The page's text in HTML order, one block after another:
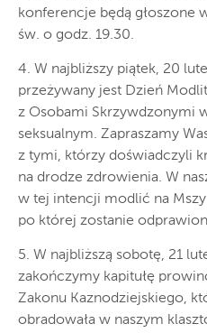
konferencje będą głoszone
św. o godz. 19.30.
4. W najbliższy piątek, 20
przeżywany jest Dzień
z Osobami Skrzywdzonymi
seksualnym. Zapraszamy
z tymi, którzy doświadczyli
na drodze zdrowienia. W
w tej intencji modlić na Mszy
po której zostanie
5. W najbliższą sobotę, 21
zakończymy kapitułę
Zakonu Kaznodziejskiego,
obradowała w naszym